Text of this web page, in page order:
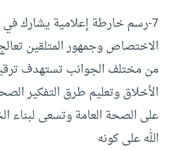
7-رسم خارطة إعلامية يشارك
الاختصاص وجمهور المتلقين
من مختلف الجوانب تستهدف
الأخلاق وتعليم طرق التفكير
على الصحة العامة وتسعى لبناء
الله على كونه